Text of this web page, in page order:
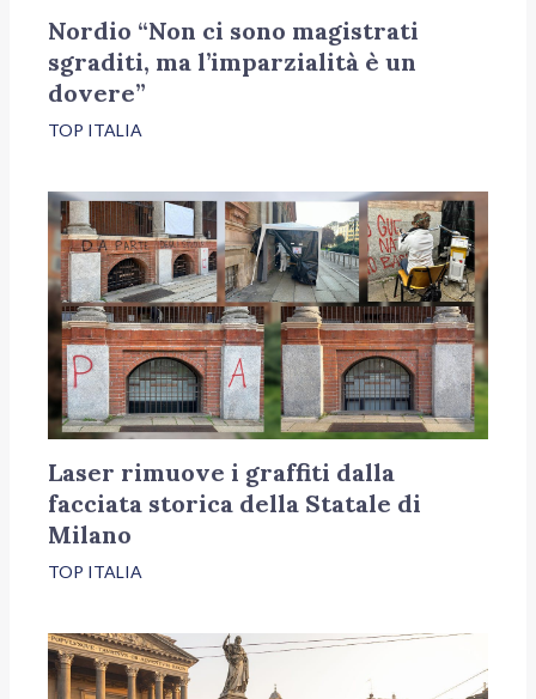
Nordio “Non ci sono magistrati
sgraditi, ma l’imparzialità è un
dovere”
TOP ITALIA
Laser rimuove i graffiti dalla
facciata storica della Statale di
Milano
TOP ITALIA